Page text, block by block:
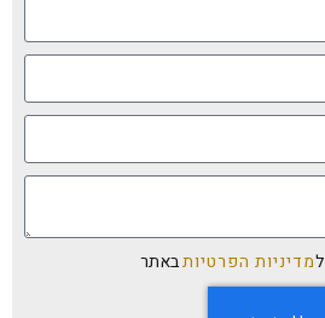
מדיניות הפרטיותבאתר